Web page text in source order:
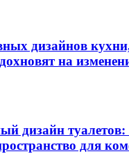
дизайнов
на
дизайн туалетов:
для